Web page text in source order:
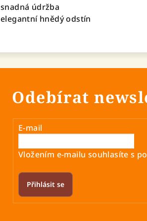
snadná údržba
elegantní hnědý odstín
Odebírat
E-mail
Vložením e-mailu souhlasíte s
Přihlásit se